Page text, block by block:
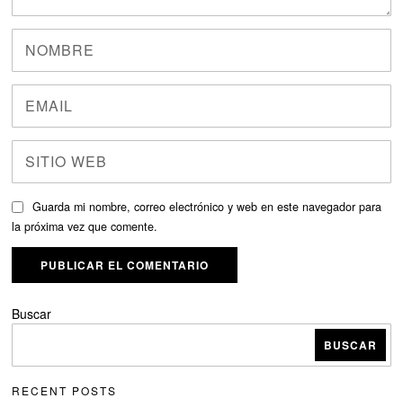
Guarda mi nombre, correo electrónico y web en este navegador para
la próxima vez que comente.
Buscar
BUSCAR
RECENT POSTS